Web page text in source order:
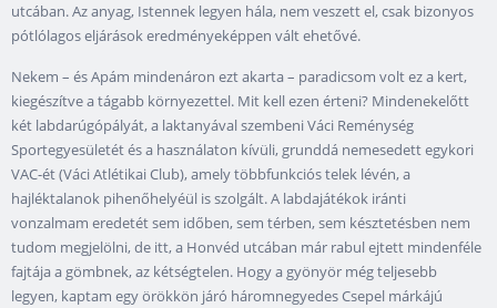
utcában. Az anyag, Istennek legyen hála, nem veszett el, csak bizonyos
pótlólagos eljárások eredményeképpen vált ehetővé.
Nekem – és Apám mindenáron ezt akarta – paradicsom volt ez a kert,
kiegészítve a tágabb környezettel. Mit kell ezen érteni? Mindenekelőtt
két labdarúgópályát, a laktanyával szembeni Váci Reménység
Sportegyesületét és a használaton kívüli, grunddá nemesedett egykori
VAC-ét (Váci Atlétikai Club), amely többfunkciós telek lévén, a
hajléktalanok pihenőhelyéül is szolgált. A labdajátékok iránti
vonzalmam eredetét sem időben, sem térben, sem késztetésben nem
tudom megjelölni, de itt, a Honvéd utcában már rabul ejtett mindenféle
fajtája a gömbnek, az kétségtelen. Hogy a gyönyör még teljesebb
legyen, kaptam egy örökkön járó háromnegyedes Csepel márkájú